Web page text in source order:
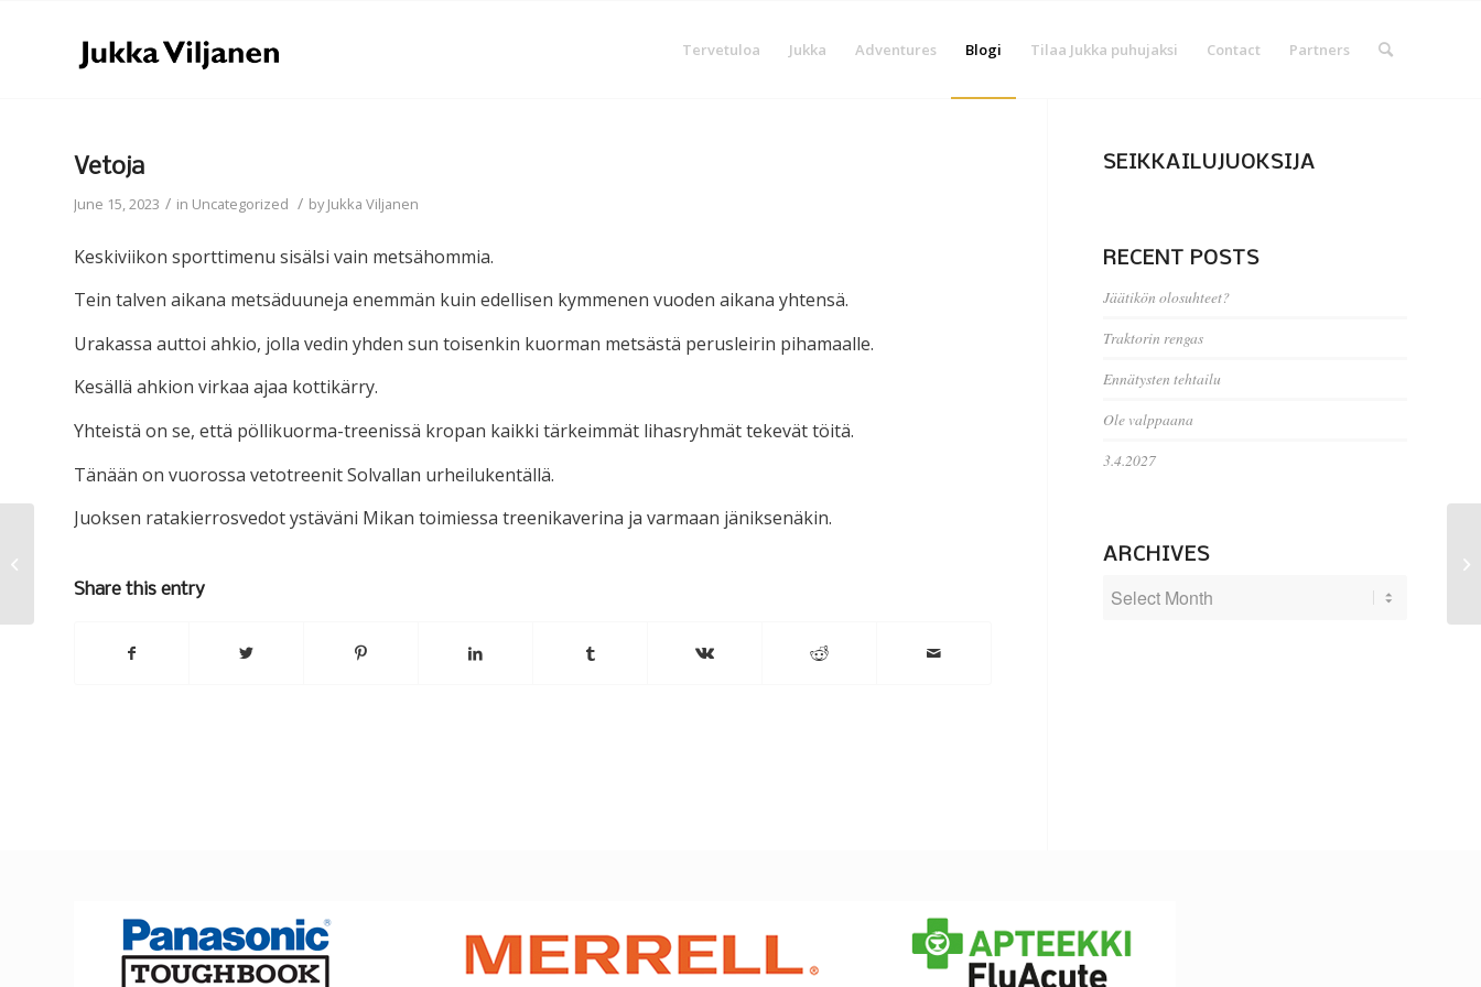
Tervetuloa Jukka Adventures Blogi Tilaa Jukka puhujaksi Contact Partners
Vetoja
June 15, 2023 / in Uncategorized / byJukka Viljanen
Keskiviikon sporttimenu sisälsi vain metsähommia.
Tein talven aikana metsäduuneja enemmän kuin edellisen kymmenen vuoden aikana yhtensä.
Urakassa auttoi ahkio, jolla vedin yhden sun toisenkin kuorman metsästä perusleirin pihamaalle.
Kesällä ahkion virkaa ajaa kottikärry.
Yhteistä on se, että pöllikuorma-treenissä kropan kaikki tärkeimmät lihasryhmät tekevät töitä.
Tänään on vuorossa vetotreenit Solvallan urheilukentällä.
Juoksen ratakierrosvedot ystäväni Mikan toimiessa treenikaverina ja varmaan jäniksenäkin.
Share this entry
SEIKKAILUJUOKSIJA
RECENT POSTS
Jäätikön olosuhteet?
Traktorin rengas
Ennätysten tehtailu
Ole valppaana
3.4.2027
ARCHIVES